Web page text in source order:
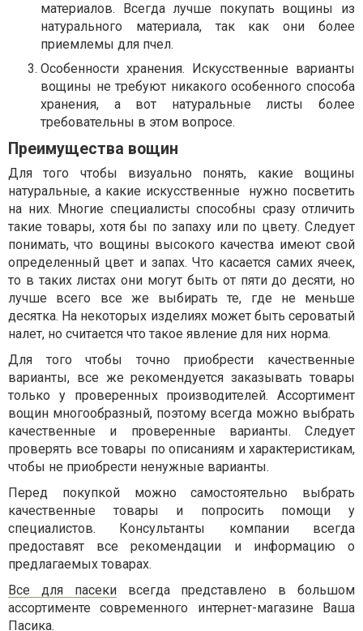
материалов. Всегда лучше покупать вощины из
натурального материала, так как они более
приемлемы для пчел.
Особенности хранения. Искусственные варианты
вощины не требуют никакого особенного способа
хранения, а вот натуральные листы более
требовательны в этом вопросе.
Преимущества вощин
Для того чтобы визуально понять, какие вощины
натуральные, а какие искусственные нужно посветить
на них. Многие специалисты способны сразу отличить
такие товары, хотя бы по запаху или по цвету. Следует
понимать, что вощины высокого качества имеют свой
определенный цвет и запах. Что касается самих ячеек,
то в таких листах они могут быть от пяти до десяти, но
лучше всего все же выбирать те, где не меньше
десятка. На некоторых изделиях может быть сероватый
налет, но считается что такое явление для них норма.
Для того чтобы точно приобрести качественные
варианты, все же рекомендуется заказывать товары
только у проверенных производителей. Ассортимент
вощин многообразный, поэтому всегда можно выбрать
качественные и проверенные варианты. Следует
проверять все товары по описаниям и характеристикам,
чтобы не приобрести ненужные варианты.
Перед покупкой можно самостоятельно выбрать
качественные товары и попросить помощи у
специалистов. Консультанты компании всегда
предоставят все рекомендации и информацию о
предлагаемых товарах.
Все для пасекивсегда представлено в большом
ассортименте современного интернет-магазине Ваша
Пасика.